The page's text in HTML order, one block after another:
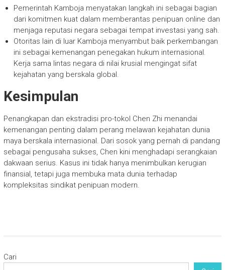
Pemerintah Kamboja menyatakan langkah ini sebagai bagian
dari komitmen kuat dalam memberantas penipuan online dan
menjaga reputasi negara sebagai tempat investasi yang sah.
Otoritas lain di luar Kamboja menyambut baik perkembangan
ini sebagai kemenangan penegakan hukum internasional.
Kerja sama lintas negara di nilai krusial mengingat sifat
kejahatan yang berskala global.
Kesimpulan
Penangkapan dan ekstradisi pro-tokol Chen Zhi menandai
kemenangan penting dalam perang melawan kejahatan dunia
maya berskala internasional. Dari sosok yang pernah di pandang
sebagai pengusaha sukses, Chen kini menghadapi serangkaian
dakwaan serius. Kasus ini tidak hanya menimbulkan kerugian
finansial, tetapi juga membuka mata dunia terhadap
kompleksitas sindikat penipuan modern.
Cari